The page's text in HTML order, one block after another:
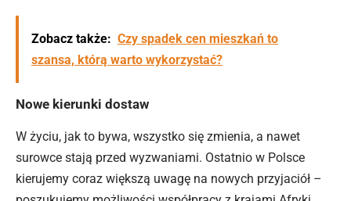
Zobacz także: Czy spadek cen mieszkań to
szansa, którą warto wykorzystać?
Nowe kierunki dostaw
W życiu, jak to bywa, wszystko się zmienia, a nawet
surowce stają przed wyzwaniami. Ostatnio w Polsce
kierujemy coraz większą uwagę na nowych przyjaciół –